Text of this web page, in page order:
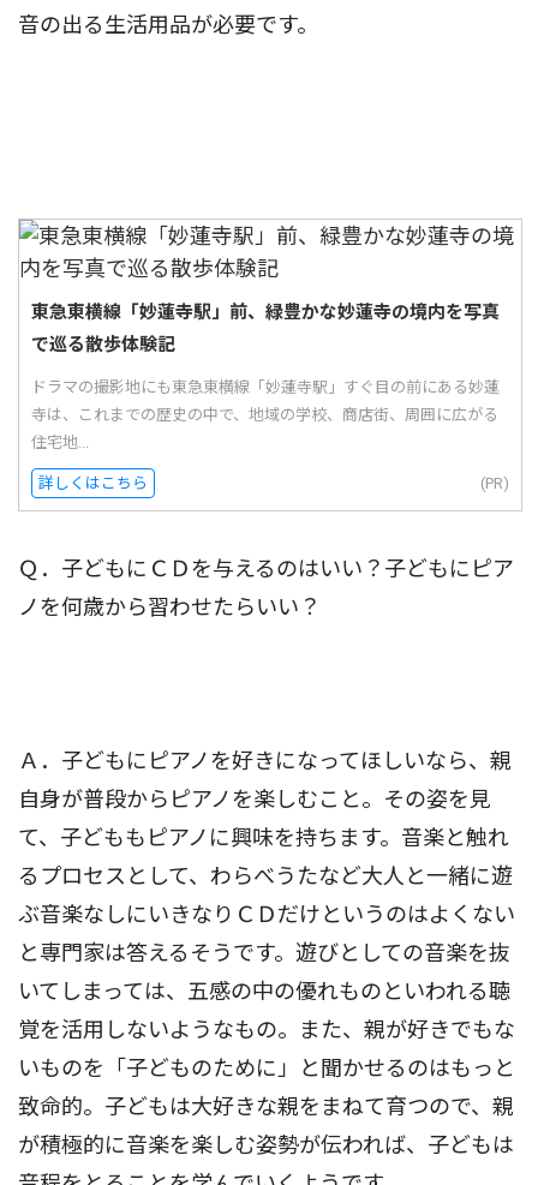
音の出る生活用品が必要です。
東急東横線「妙蓮寺駅」前、緑豊かな妙蓮寺の境内を写真
で巡る散歩体験記
ドラマの撮影地にも東急東横線「妙蓮寺駅」すぐ目の前にある妙蓮
寺は、これまでの歴史の中で、地域の学校、商店街、周囲に広がる
住宅地...
詳しくはこちら (PR)
Ｑ．子どもにＣＤを与えるのはいい？子どもにピア
ノを何歳から習わせたらいい？
Ａ．子どもにピアノを好きになってほしいなら、親
自身が普段からピアノを楽しむこと。その姿を見
て、子どももピアノに興味を持ちます。音楽と触れ
るプロセスとして、わらべうたなど大人と一緒に遊
ぶ音楽なしにいきなりＣＤだけというのはよくない
と専門家は答えるそうです。遊びとしての音楽を抜
いてしまっては、五感の中の優れものといわれる聴
覚を活用しないようなもの。また、親が好きでもな
いものを「子どものために」と聞かせるのはもっと
致命的。子どもは大好きな親をまねて育つので、親
が積極的に音楽を楽しむ姿勢が伝われば、子どもは